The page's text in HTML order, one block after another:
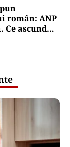
român: ANP
Ce ascund